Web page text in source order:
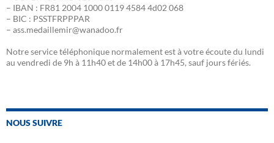
– IBAN : FR81 2004 1000 0119 4584 4d02 068
– BIC : PSSTFRPPPAR
– ass.medaillemir@wanadoo.fr
Notre service téléphonique normalement est à votre écoute du lundi
au vendredi de 9h à 11h40 et de 14h00 à 17h45, sauf jours fériés.
NOUS SUIVRE